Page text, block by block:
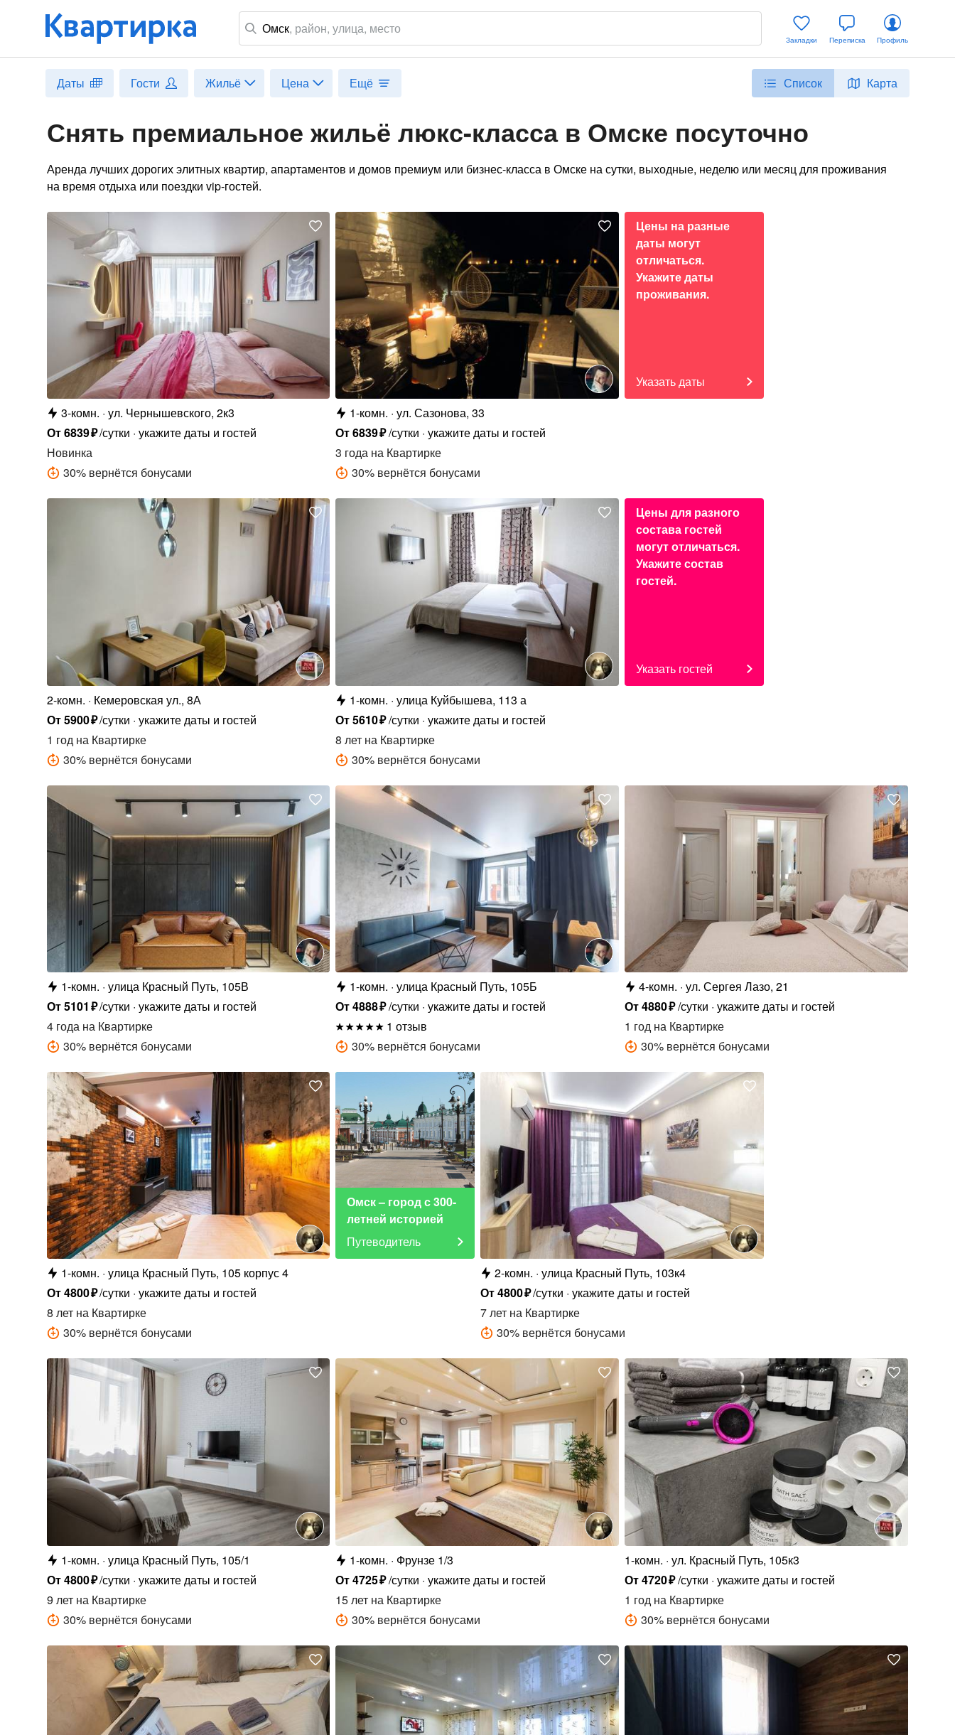
Омск, район, улица, место
Закладки Переписка Профиль
Даты Гости Жильё Цена Ещё Список Карта
Снять премиальное жильё люкс-класса в Омске посуточно
Аренда лучших дорогих элитных квартир, апартаментов и домов премиум или бизнес-класса в Омске на сутки, выходные, неделю или месяц для проживания
на время отдыха или поездки vip-гостей.
3-комн. ул. Чернышевского, 2к3
От6839₽/сутки укажите даты и гостей
Новинка
30% вернётся бонусами
1-комн. ул. Сазонова, 33
От6839₽/сутки укажите даты и гостей
3 года на Квартирке
30% вернётся бонусами
Цены на разные
даты могут
отличаться.
Укажите даты
проживания.
Указать даты
2-комн.
Кемеровская ул., 8А
От5900₽/сутки укажите даты и гостей
1 годна Квартирке
30% вернётся бонусами
1-комн. улица Куйбышева, 113 а
От5610₽/сутки укажите даты и гостей
8 лет на Квартирке
30% вернётся бонусами
Цены для разного
состава гостей
могут отличаться.
Укажите состав
гостей.
Указать гостей
1-комн. улица Красный Путь, 105В
От5101 ₽/сутки укажите даты и гостей
4 годана Квартирке
30% вернётся бонусами
1-комн. улица Красный Путь, 105Б
От4888₽/сутки укажите даты и гостей
1 отзыв
30% вернётся бонусами
4-комн. ул. Сергея Лазо, 21
От4880₽/сутки укажите даты и гостей
1 год на Квартирке
30% вернётся бонусами
1-комн. улица Красный Путь, 105 корпус 4
От4800₽/сутки укажите даты и гостей
8 летна Квартирке
30% вернётся бонусами
Омск – город с 300-
летней историей
Путеводитель
2-комн. улица Красный Путь, 103к4
От4800₽/сутки укажите даты и гостей
7 летна Квартирке
30% вернётся бонусами
1-комн. улица Красный Путь, 105/1
От4800₽/сутки укажите даты и гостей
9 летна Квартирке
30% вернётся бонусами
1-комн.
Фрунзе 1/3
От4725₽/сутки укажите даты и гостей
15 лет на Квартирке
30% вернётся бонусами
1-комн. ул. Красный Путь, 105к3
От4720₽/сутки укажите даты и гостей
1 год на Квартирке
30% вернётся бонусами